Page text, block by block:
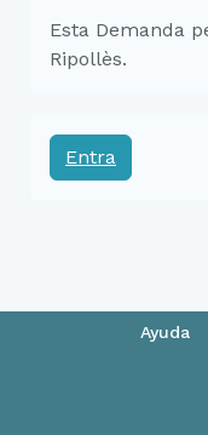
Esta Demanda
Ripollès.
Entra
Ayuda